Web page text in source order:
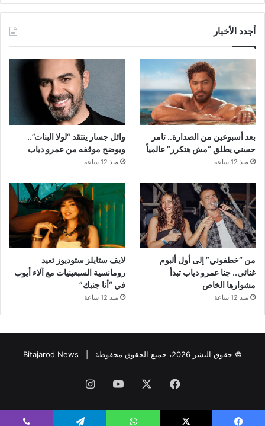
أجدد الأخبار
بعد أسبوعين من الصدارة.. تامر
حسني يطلق “مش هتكرر” عالمياً
منذ 12 ساعة
وائل جسار ينتقد “لولا البنات”..
ويوضح موقفه من عمرو دياب
منذ 12 ساعة
من “خطفوني” إلى أول ألبوم
غنائي.. جنا عمرو دياب تبدأ
مشوارها الخاص
منذ 12 ساعة
لايف ستايلز ستوديوز تعيد
رومانسية السبعينيات مع آلاء أيوب
في “أنا جنبك”
منذ 12 ساعة
© حقوق النشر 2026، جميع الحقوق محفوظة | Bitajarod News
فيسبوك ‫YouTubeانستقرام